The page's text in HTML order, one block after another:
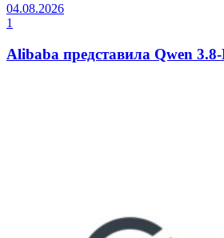
04.08.2026
1
Alibaba представила Qwen